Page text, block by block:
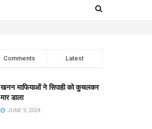
Comments Latest
खनन माफियाओं ने सिपाही को कुचलकर
मार डाला
JUNE 9, 2024